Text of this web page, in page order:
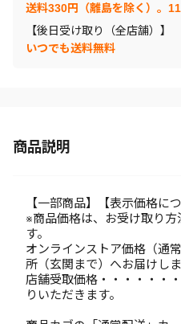
送料330円（離島を除く）。
【後日受け取り（全店舗）】
いつでも送料無料
商品説明
【一部商品】【表示価格につ
※商品価格は、お受け取り
す。
オンラインストア価格（通
所（玄関まで）へお届けしま
店舗受取価格・・・・・・
りいただきます。